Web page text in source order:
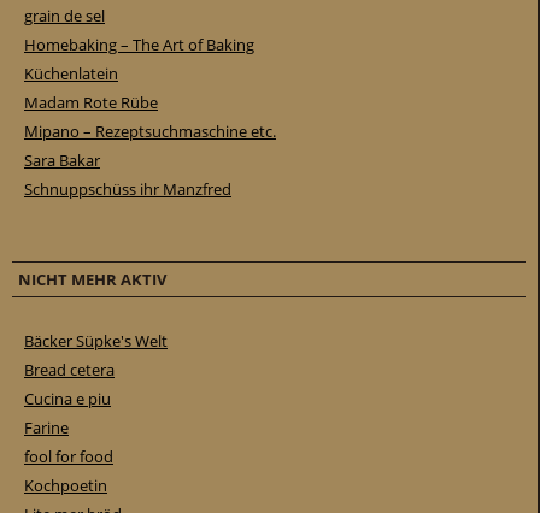
grain de sel
Homebaking – The Art of Baking
Küchenlatein
Madam Rote Rübe
Mipano – Rezeptsuchmaschine etc.
Sara Bakar
Schnuppschüss ihr Manzfred
NICHT MEHR AKTIV
Bäcker Süpke's Welt
Bread cetera
Cucina e piu
Farine
fool for food
Kochpoetin